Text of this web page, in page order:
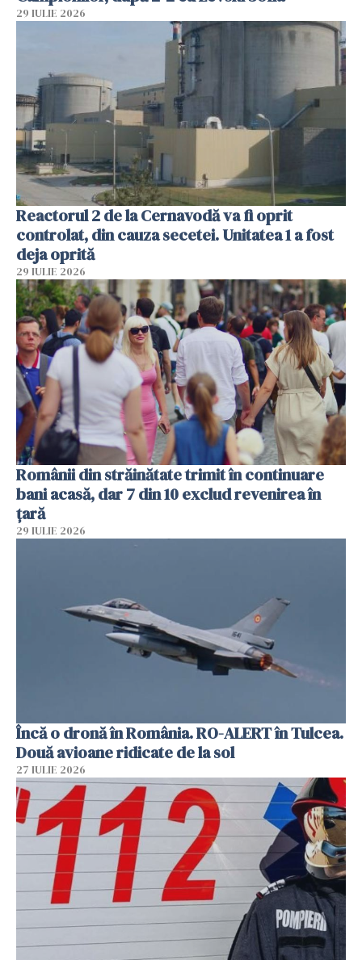
29 IULIE 2026
Reactorul 2 de la Cernavodă va fi oprit
controlat, din cauza secetei. Unitatea 1 a fost
deja oprită
29 IULIE 2026
Românii din străinătate trimit în continuare
bani acasă, dar 7 din 10 exclud revenirea în
țară
29 IULIE 2026
Încă o dronă în România. RO-ALERT în Tulcea.
Două avioane ridicate de la sol
27 IULIE 2026